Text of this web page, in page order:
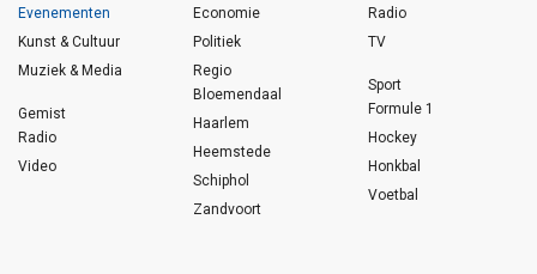
Evenementen
Kunst & Cultuur
Muziek & Media
Gemist
Radio
Video
Economie
Politiek
Regio
Bloemendaal
Haarlem
Heemstede
Schiphol
Zandvoort
Radio
TV
Sport
Formule 1
Hockey
Honkbal
Voetbal